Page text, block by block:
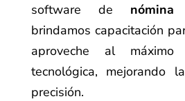
software de nómina
brindamos capacitación
aproveche al máximo
tecnológica, mejorando
precisión.